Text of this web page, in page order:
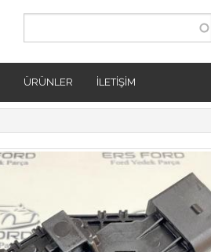
ÜRÜNLER İLETIŞIM